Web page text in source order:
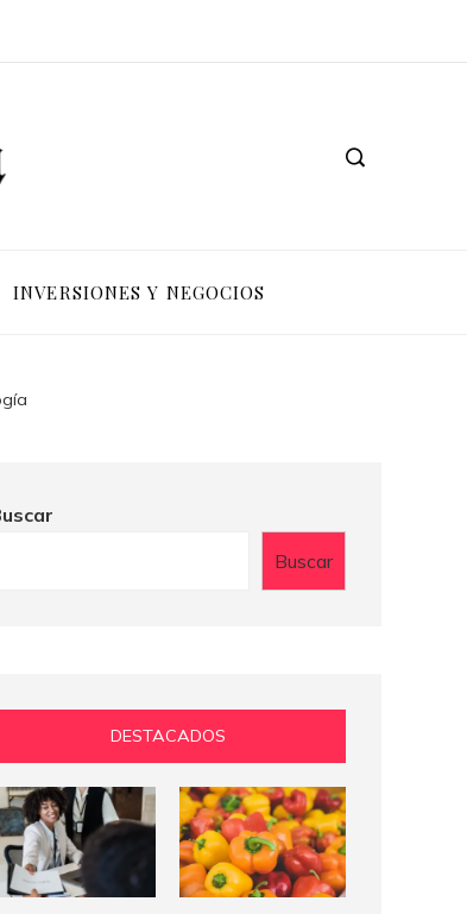
INVERSIONES Y NEGOCIOS
Buscar
DESTACADOS